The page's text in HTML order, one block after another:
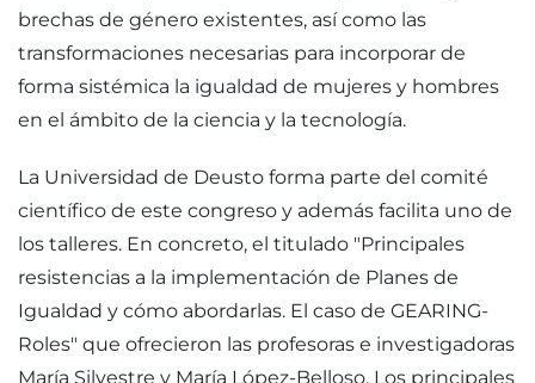
brechas de género existentes, así como las
transformaciones necesarias para incorporar de
forma sistémica la igualdad de mujeres y hombres
en el ámbito de la ciencia y la tecnología.
La Universidad de Deusto forma parte del comité
científico de este congreso y además facilita uno de
los talleres. En concreto, el titulado "Principales
resistencias a la implementación de Planes de
Igualdad y cómo abordarlas. El caso de GEARING-
Roles" que ofrecieron las profesoras e investigadoras
María Silvestre y María López-Belloso. Los principales